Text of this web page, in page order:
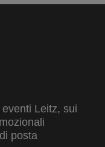
Leitz, sui
posta